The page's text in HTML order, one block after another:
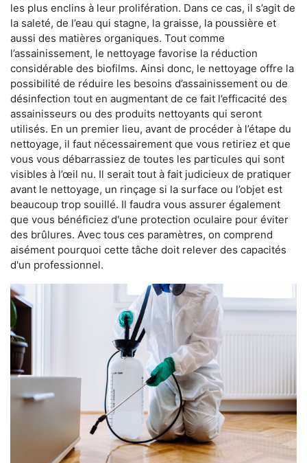
les plus enclins à leur prolifération. Dans ce cas, il s’agit de
la saleté, de l’eau qui stagne, la graisse, la poussière et
aussi des matières organiques. Tout comme
l’assainissement, le nettoyage favorise la réduction
considérable des biofilms. Ainsi donc, le nettoyage offre la
possibilité de réduire les besoins d’assainissement ou de
désinfection tout en augmentant de ce fait l’efficacité des
assainisseurs ou des produits nettoyants qui seront
utilisés. En un premier lieu, avant de procéder à l’étape du
nettoyage, il faut nécessairement que vous retiriez et que
vous vous débarrassiez de toutes les particules qui sont
visibles à l’œil nu. Il serait tout à fait judicieux de pratiquer
avant le nettoyage, un rinçage si la surface ou l’objet est
beaucoup trop souillé. Il faudra vous assurer également
que vous bénéficiez d'une protection oculaire pour éviter
des brûlures. Avec tous ces paramètres, on comprend
aisément pourquoi cette tâche doit relever des capacités
d'un professionnel.